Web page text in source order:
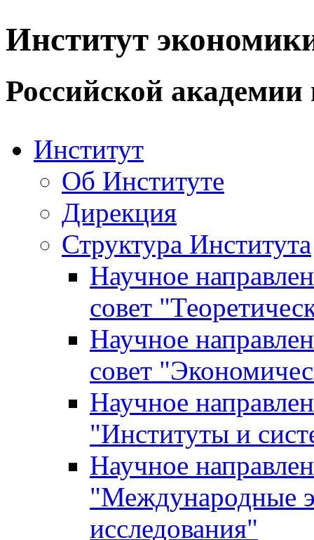
Институт
Российской академии
Институт
Об Институте
Дирекция
Структура Института
Научное
совет
Научное
совет
Научное
"Институты и
Научное
"Международные
исследования"